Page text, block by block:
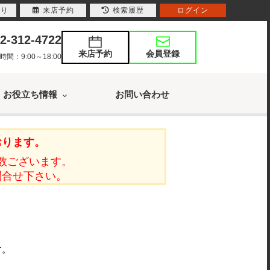
312-4722
間：9:00～18:00 来店予約 会員登録
お役立ち情報 お問い合わせ
ます。
ざいます。
せ下さい。
来店予約 検索履歴 ログイン